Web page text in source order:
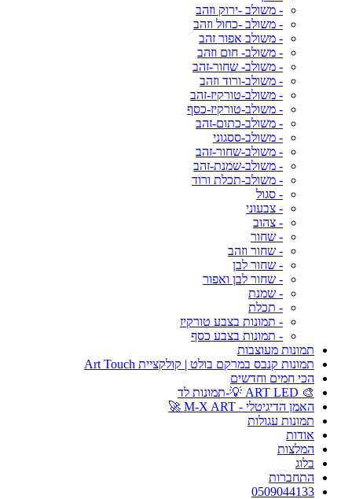
- משולב -ירוק וזהב
- משולב -כחול וזהב
- משולב אפור זהב
- משולב- חום וזהב
- משולב- שחור-זהב
- משולב-ורוד וזהב
- משולב-טורקיז-זהב
- משולב-טורקיז-כסף
- משולב-כתום-זהב
- משולב-ססגוני
- משולב-שחור-זהב
- משולב-שמנת-זהב
- משולב-תכלת ורוד
- סגול
- צבעוני
- צהוב
- שחור
- שחור וזהב
- שחור לבן
- שחור לבן ואפור
- שמנת
- תכלת
- תמונות בצבע טורקיז
- תמונות בצבע כסף
תמונות מעוצבות
תמונות קנבס במרקם בולט | קולקציית Art Touch
הכי חמים וחדשים
🎨 ART LED 💡-תמונות לד
האמן הדיגיטלי - M-X ART 🚀
תמונות עגולות
אודות
המלצות
בלוג
התחברות
0509044133